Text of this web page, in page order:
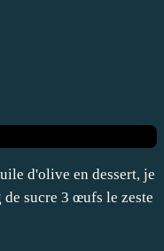
d'olive en dessert, je
sucre 3 œufs le zeste